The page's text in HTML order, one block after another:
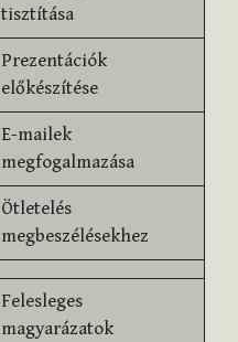
tisztítása
Prezentációk
előkészítése
E-mailek
megfogalmazása
Ötletelés
megbeszélésekhez
Felesleges
magyarázatok